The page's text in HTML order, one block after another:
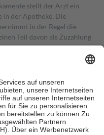
stellt der Arzt ein
in der Apotheke. Die
in der Regel die
Teil davon als Zuzahlung
in Höhe von zehn
nie mehr als die tatsächlichen
für Online-Apotheken.
beträgt die
zehn Euro je